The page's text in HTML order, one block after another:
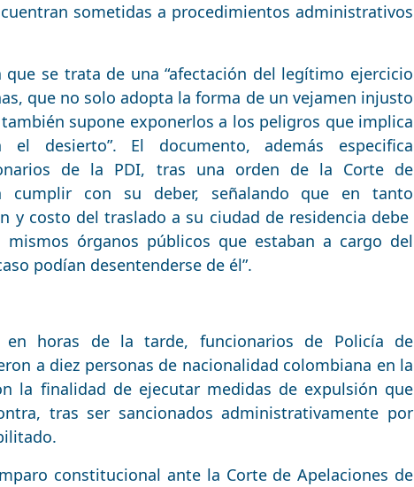
sometidas a procedimientos administrativos
se trata de una “afectación del legítimo ejercicio
que no solo adopta la forma de un vejamen injusto
supone exponerlos a los peligros que implica
el desierto”. El documento, además especifica
de la PDI, tras una orden de la Corte de
cumplir con su deber, señalando que en tanto
y costo del traslado a su ciudad de residencia debe
mismos órganos públicos que estaban a cargo del
podían desentenderse de él”.
horas de la tarde, funcionarios de Policía de
a diez personas de nacionalidad colombiana en la
la finalidad de ejecutar medidas de expulsión que
tras ser sancionados administrativamente por
constitucional ante la Corte de Apelaciones de